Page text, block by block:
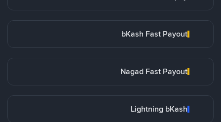
bKash Fast Payout
Nagad Fast Payout
Lightning bKash